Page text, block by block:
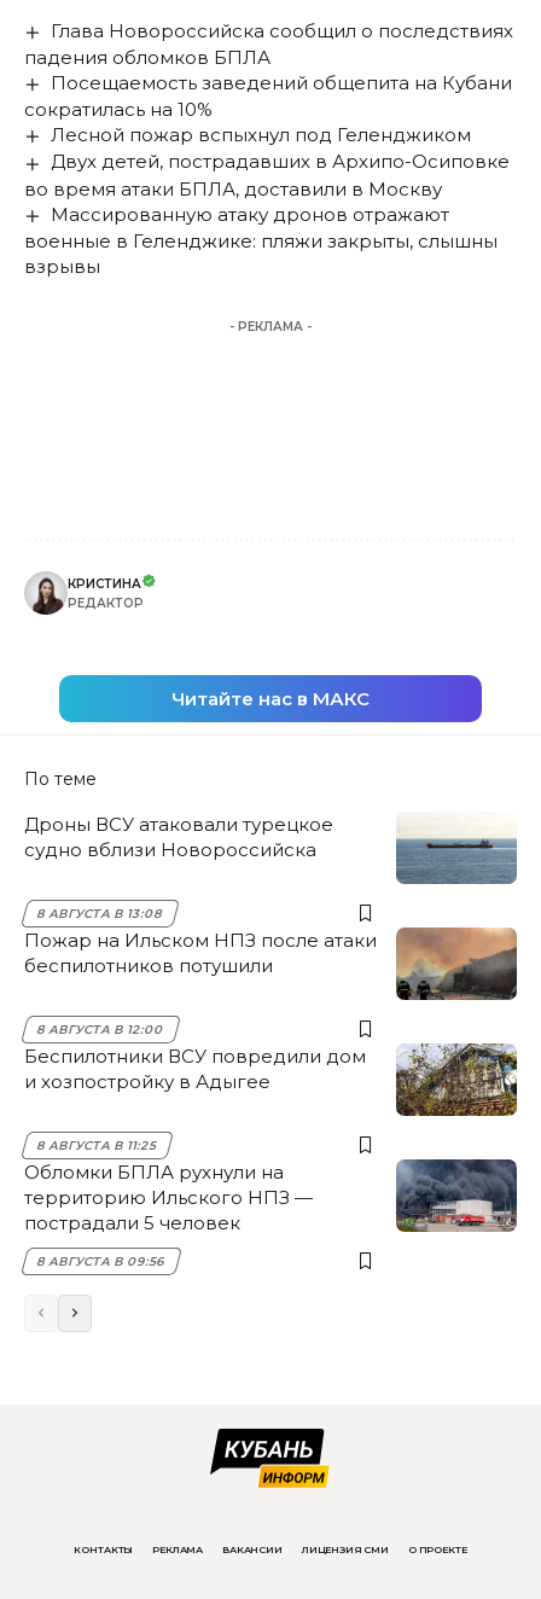
Глава Новороссийска сообщил о последствиях
падения обломков БПЛА
Посещаемость заведений общепита на Кубани
сократилась на 10%
Лесной пожар вспыхнул под Геленджиком
Двух детей, пострадавших в Архипо-Осиповке
во время атаки БПЛА, доставили в Москву
Массированную атаку дронов отражают
военные в Геленджике: пляжи закрыты, слышны
взрывы
- РЕКЛАМА -
КРИСТИНА
РЕДАКТОР
Читайте нас в МАКС
По теме
Дроны ВСУ атаковали турецкое
судно вблизи Новороссийска
8 АВГУСТА В 13:08
Пожар на Ильском НПЗ после атаки
беспилотников потушили
8 АВГУСТА В 12:00
Беспилотники ВСУ повредили дом
и хозпостройку в Адыгее
8 АВГУСТА В 11:25
Обломки БПЛА рухнули на
территорию Ильского НПЗ —
пострадали 5 человек
8 АВГУСТА В 09:56
КОНТАКТЫ РЕКЛАМА ВАКАНСИИ ЛИЦЕНЗИЯ СМИ О ПРОЕКТЕ